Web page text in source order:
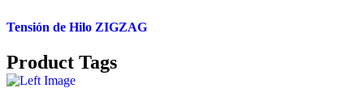
Tensión de Hilo ZIGZAG
Product Tags